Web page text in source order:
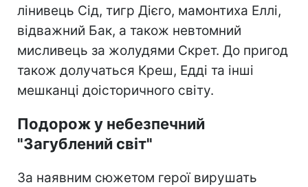
лінивець Сід, тигр Дієго, мамонтиха Еллі,
відважний Бак, а також невтомний
мисливець за жолудями Скрет. До пригод
також долучаться Креш, Едді та інші
мешканці доісторичного світу.
Подорож у небезпечний
"Загублений світ"
За наявним сюжетом герої вирушать